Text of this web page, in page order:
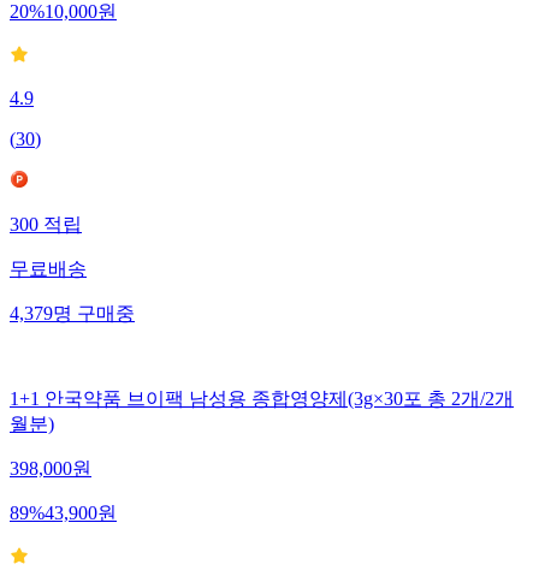
20%10,000원
4.9
(30)
300 적립
무료배송
4,379명 구매중
1+1 안국약품 브이팩 남성용 종합영양제(3g×30포 총 2개/2개
월분)
398,000원
89%43,900원